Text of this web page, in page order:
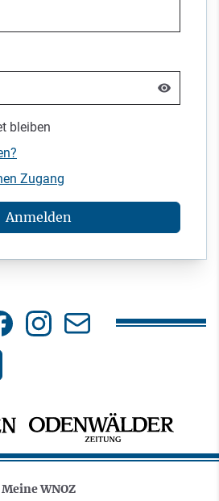
bleiben
Zugang
Anmelden
Meine WNOZ